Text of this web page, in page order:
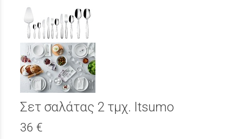
Σετ σαλάτας 2 τμχ. Itsumo
36 €